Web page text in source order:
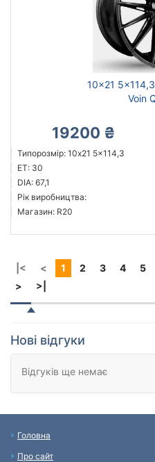
10x21 5x114,3
Voin
19200 ₴
Типорозмір: 10x21 5x114,3
ET: 30
DIA: 67,1
Рік виробництва:
Магазин: R20
|< < 1 2 3 4 5
>
>|
Нові відгуки
Відгуків ще немає
Головна
Про сайт